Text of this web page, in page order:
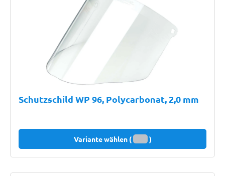
Schutzschild WP 96, Polycarbonat, 2,0 mm
Variante wählen ( )